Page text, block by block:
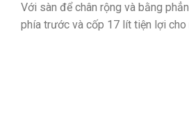
Với sàn để chân rộng và bằng
phía trước và cốp 17 lít tiện lợi cho